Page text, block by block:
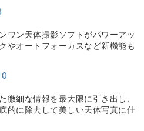
ワン天体撮影ソフトがパワーアッ
やオートフォーカスなど新機能も
微細な情報を最大限に引き出し、
的に除去して美しい天体写真に仕